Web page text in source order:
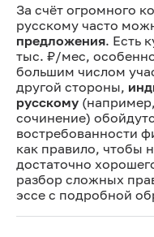
За счёт огромного
русскому часто
предложения. Есть
тыс. ₽/мес,
большим числом
другой стороны,
русскому
сочинение)
востребованности
как правило, чтобы
достаточно
разбор сложных
эссе с подробной